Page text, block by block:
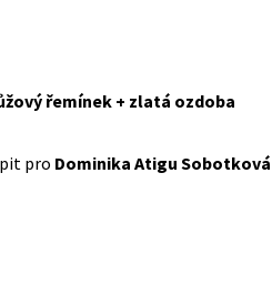
řemínek + zlatá ozdoba
pro Dominika Atigu Sobotková